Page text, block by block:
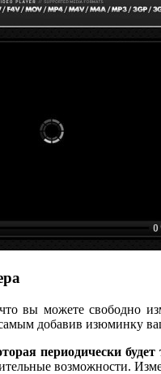
вы можете свободно
добавив изюминку
периодически
возможности.